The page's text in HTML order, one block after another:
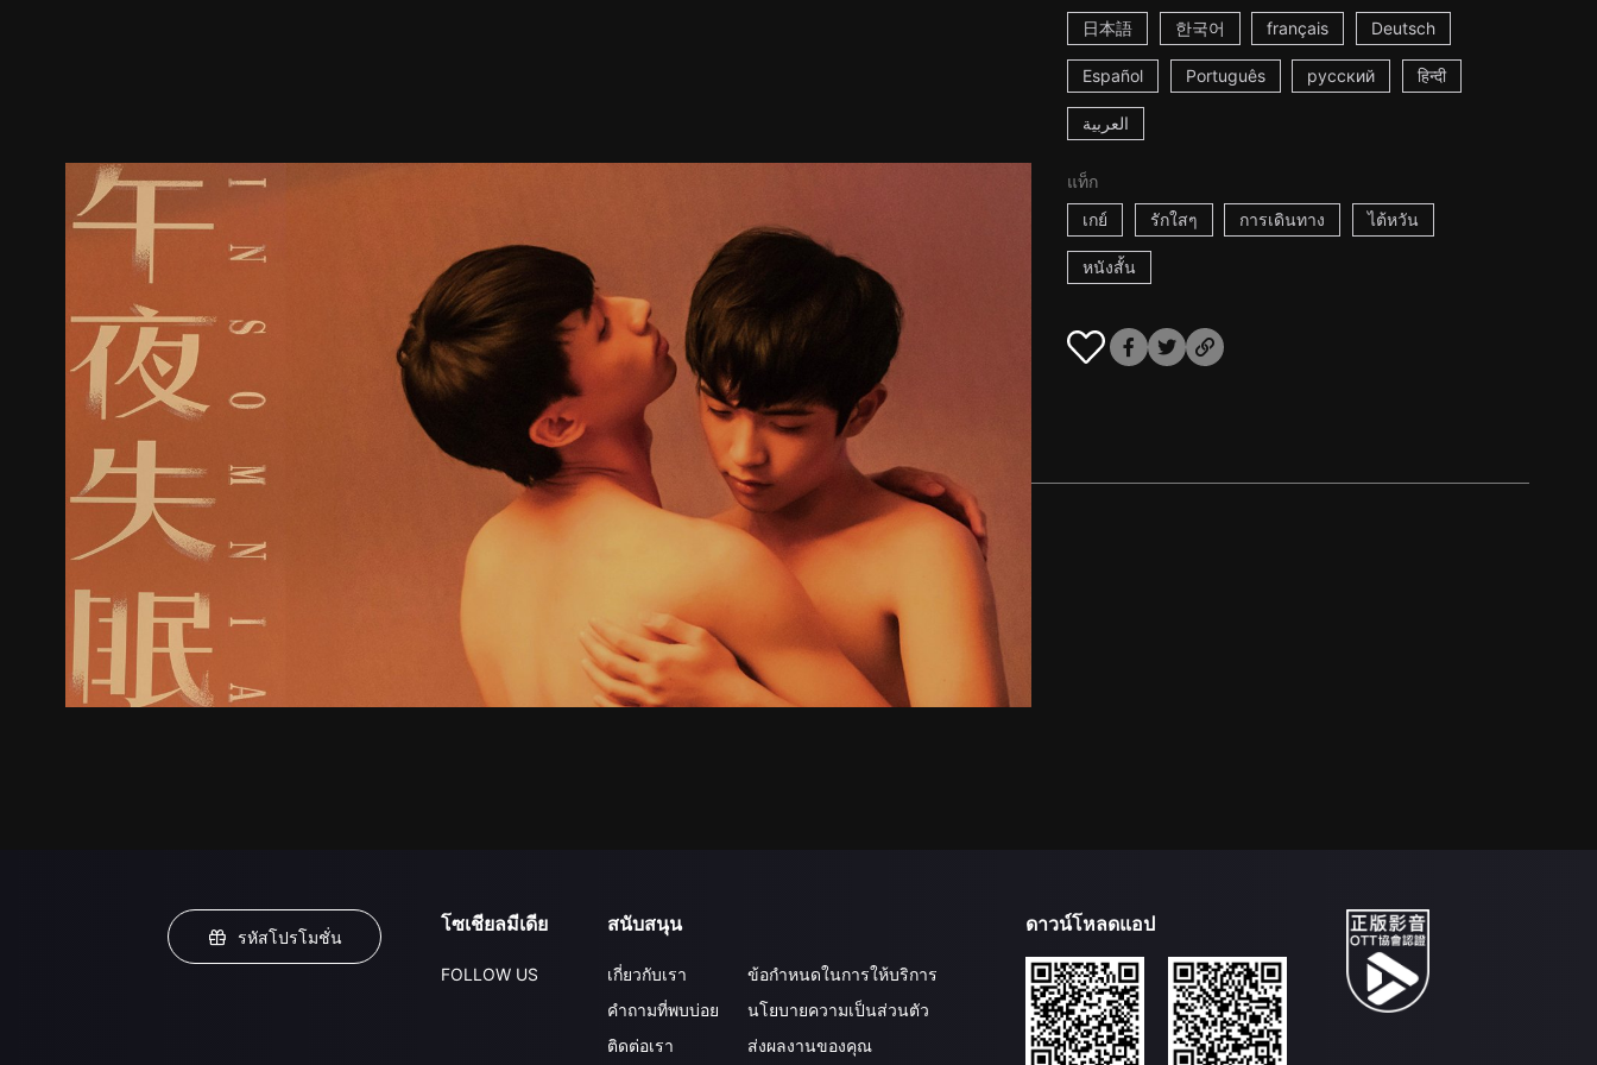
日本語 한국어 français Deutsch
Español Português русский हिन्दी
العربية
แท็ก
เกย์
รักใสๆ การเดินทาง ไต้หวัน
หนังสั้น
ตัวอย่าง รายละเอียด
รหัสโปรโมชั่น
โซเชียลมีเดีย
FOLLOW US
สนับสนุน
เกี่ยวกับเรา
คำถามที่พบบ่อย
ติดต่อเรา
ข้อกำหนดในการให้บริการ
นโยบายความเป็นส่วนตัว
ส่งผลงานของคุณ
ดาวน์โหลดแอป